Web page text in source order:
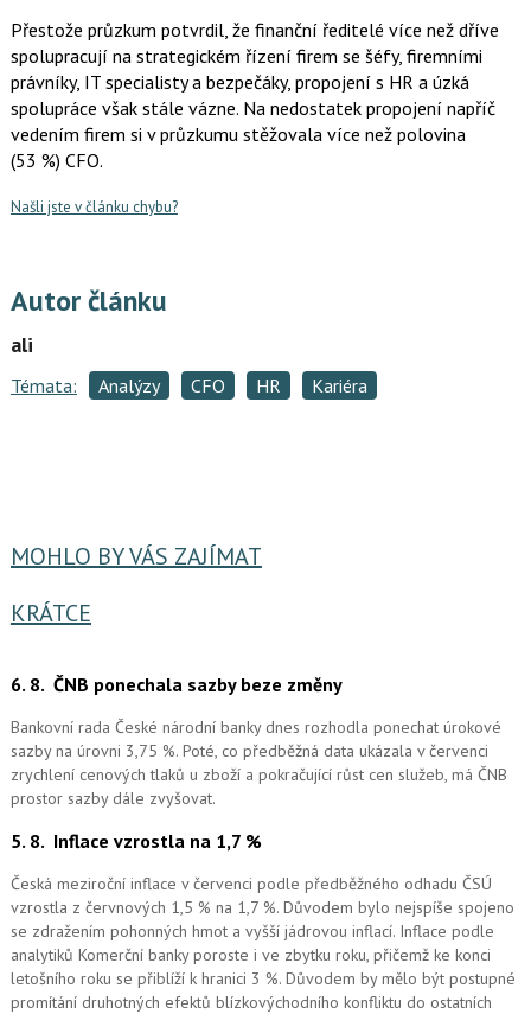
Přestože průzkum potvrdil, že finanční ředitelé více než dříve
spolupracují na strategickém řízení firem se šéfy, firemními
právníky, IT specialisty a bezpečáky, propojení s HR a úzká
spolupráce však stále vázne. Na nedostatek propojení napříč
vedením firem si v průzkumu stěžovala více než polovina
(53 %) CFO.
Našli jste v článku chybu?
Autor článku
ali
Témata: Analýzy CFO HR Kariéra
MOHLO BY VÁS ZAJÍMAT
KRÁTCE
6. 8. ČNB ponechala sazby beze změny
Bankovní rada České národní banky dnes rozhodla ponechat úrokové
sazby na úrovni 3,75 %. Poté, co předběžná data ukázala v červenci
zrychlení cenových tlaků u zboží a pokračující růst cen služeb, má ČNB
prostor sazby dále zvyšovat.
5. 8. Inflace vzrostla na 1,7 %
Česká meziroční inflace v červenci podle předběžného odhadu ČSÚ
vzrostla z červnových 1,5 % na 1,7 %. Důvodem bylo nejspíše spojeno
se zdražením pohonných hmot a vyšší jádrovou inflací. Inflace podle
analytiků Komerční banky poroste i ve zbytku roku, přičemž ke konci
letošního roku se přiblíží k hranici 3 %. Důvodem by mělo být postupné
promítání druhotných efektů blízkovýchodního konfliktu do ostatních